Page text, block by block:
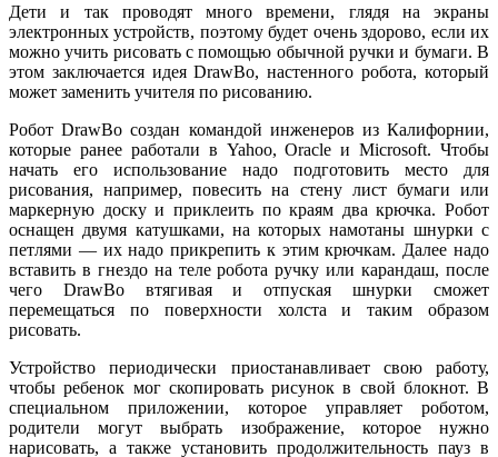
Дети и так проводят много времени, глядя на экраны
электронных устройств, поэтому будет очень здорово, если их
можно учить рисовать с помощью обычной ручки и бумаги. В
этом заключается идея DrawBo, настенного робота, который
может заменить учителя по рисованию.
Робот DrawBo создан командой инженеров из Калифорнии,
которые ранее работали в Yahoo, Oracle и Microsoft. Чтобы
начать его использование надо подготовить место для
рисования, например, повесить на стену лист бумаги или
маркерную доску и приклеить по краям два крючка. Робот
оснащен двумя катушками, на которых намотаны шнурки с
петлями — их надо прикрепить к этим крючкам. Далее надо
вставить в гнездо на теле робота ручку или карандаш, после
чего DrawBo втягивая и отпуская шнурки сможет
перемещаться по поверхности холста и таким образом
рисовать.
Устройство периодически приостанавливает свою работу,
чтобы ребенок мог скопировать рисунок в свой блокнот. В
специальном приложении, которое управляет роботом,
родители могут выбрать изображение, которое нужно
нарисовать, а также установить продолжительность пауз в